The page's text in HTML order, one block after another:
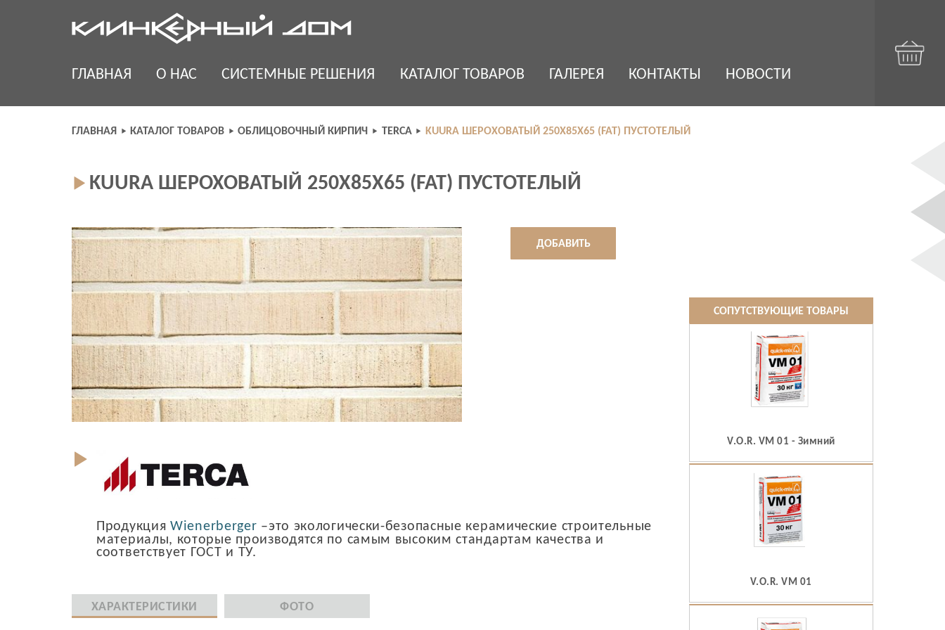
ГЛАВНАЯ О НАС СИСТЕМНЫЕ РЕШЕНИЯ КАТАЛОГ ТОВАРОВ ГАЛЕРЕЯ КОНТАКТЫ НОВОСТИ
ГЛАВНАЯ КАТАЛОГ ТОВАРОВ ОБЛИЦОВОЧНЫЙ КИРПИЧ TERCA KUURA ШЕРОХОВАТЫЙ 250X85X65 (FAT) ПУСТОТЕЛЫЙ
KUURA ШЕРОХОВАТЫЙ 250X85X65 (FAT) ПУСТОТЕЛЫЙ
ДОБАВИТЬ
Продукция Wienerberger –это экологически-безопасные керамические строительные
материалы, которые производятся по самым высоким стандартам качества и
соответствует ГОСТ и ТУ.
ХАРАКТЕРИСТИКИ ФОТО
СОПУТСТВУЮЩИЕ ТОВАРЫ
V.O.R. VM 01 - Зимний
V.O.R. VM 01